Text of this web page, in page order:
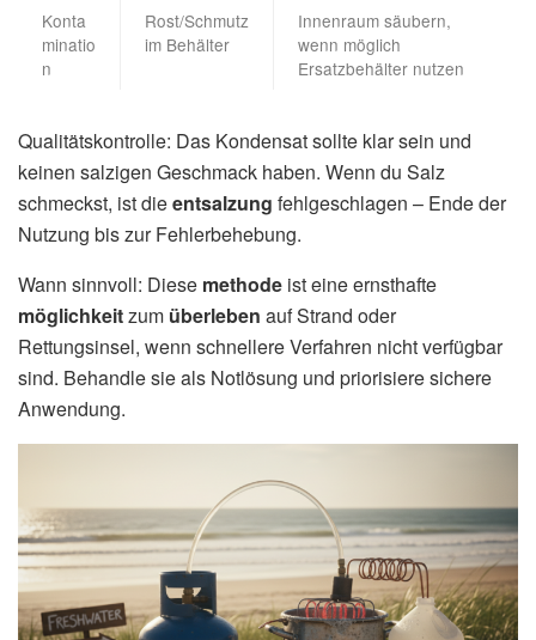
Konta
minatio
n
Rost/Schmutz
im Behälter
Innenraum säubern,
wenn möglich
Ersatzbehälter nutzen
Qualitätskontrolle: Das Kondensat sollte klar sein und
keinen salzigen Geschmack haben. Wenn du Salz
schmeckst, ist dieentsalzung fehlgeschlagen – Ende der
Nutzung bis zur Fehlerbehebung.
Wann sinnvoll: Diese methode ist eine ernsthafte
möglichkeitzum überleben auf Strand oder
Rettungsinsel, wenn schnellere Verfahren nicht verfügbar
sind. Behandle sie als Notlösung und priorisiere sichere
Anwendung.